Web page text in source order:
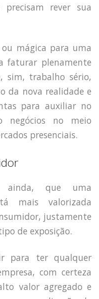
rever sua
mágica para uma
faturar plenamente
sim, trabalho sério,
da nova realidade e
para auxiliar no
negócios no meio
presenciais.
ainda, que uma
mais valorizada
justamente
de exposição.
para ter qualquer
com certeza
valor agregado e